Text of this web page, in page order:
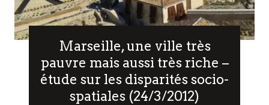
Marseille, une ville très
pauvre mais aussi très riche –
étude sur les disparités socio-
spatiales (24/3/2012)